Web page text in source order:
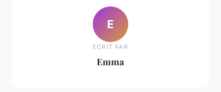
E
ECRIT PAR
Emma